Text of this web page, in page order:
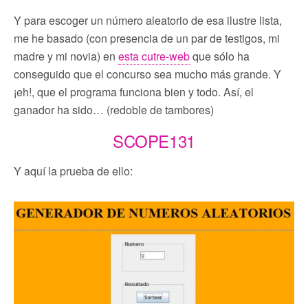
Y para escoger un número aleatorio de esa ilustre lista,
me he basado (con presencia de un par de testigos, mi
madre y mi novia) en esta cutre-webque sólo ha
conseguido que el concurso sea mucho más grande. Y
¡eh!, que el programa funciona bien y todo. Así, el
ganador ha sido… (redoble de tambores)
SCOPE131
Y aquí la prueba de ello: